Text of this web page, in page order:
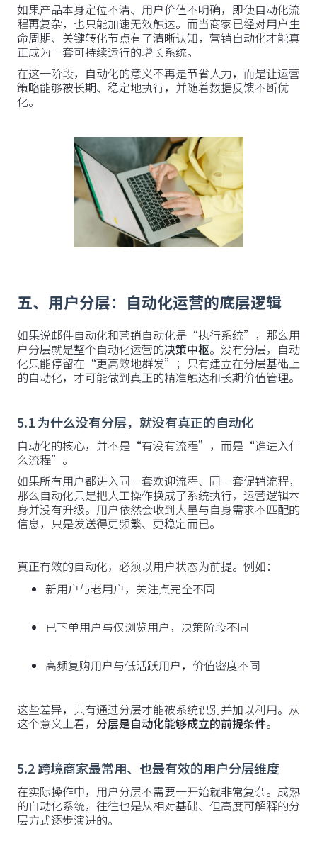
如果产品本身定位不清、用户价值不明确，即使自动化流
程再复杂，也只能加速无效触达。而当商家已经对用户生
命周期、关键转化节点有了清晰认知，营销自动化才能真
正成为一套可持续运行的增长系统。
在这一阶段，自动化的意义不再是节省人力，而是让运营
策略能够被长期、稳定地执行，并随着数据反馈不断优
化。
五、用户分层：自动化运营的底层逻辑
如果说邮件自动化和营销自动化是“执行系统”，那么用
户分层就是整个自动化运营的决策中枢。没有分层，自动
化只能停留在“更高效地群发”；只有建立在分层基础上
的自动化，才可能做到真正的精准触达和长期价值管理。
5.1 为什么没有分层，就没有真正的自动化
自动化的核心，并不是“有没有流程”，而是“谁进入什
么流程”。
如果所有用户都进入同一套欢迎流程、同一套促销流程，
那么自动化只是把人工操作换成了系统执行，运营逻辑本
身并没有升级。用户依然会收到大量与自身需求不匹配的
信息，只是发送得更频繁、更稳定而已。
真正有效的自动化，必须以用户状态为前提。例如：
新用户与老用户，关注点完全不同
已下单用户与仅浏览用户，决策阶段不同
高频复购用户与低活跃用户，价值密度不同
这些差异，只有通过分层才能被系统识别并加以利用。从
这个意义上看， 分层是自动化能够成立的前提条件。
5.2 跨境商家最常用、也最有效的用户分层维度
在实际操作中，用户分层不需要一开始就非常复杂。成熟
的自动化系统，往往也是从相对基础、但高度可解释的分
层方式逐步演进的。